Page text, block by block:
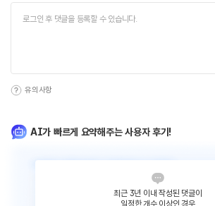
유의사항
AI가 빠르게 요약해주는 사용자 후기!
최근 3년 이내 작성된 댓글이
일정한 개수 이상인 경우